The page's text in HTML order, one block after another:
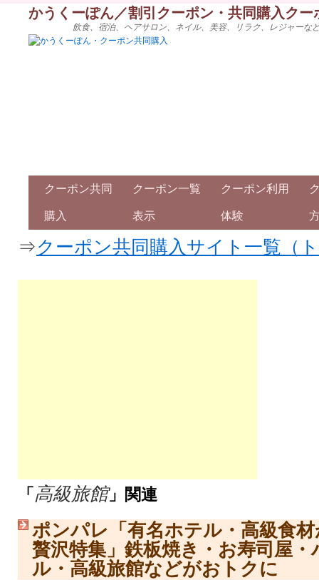
かうくーぽん／割引クーポン・共同購入ク
飲食、宿泊、ヘアサロン、ネイル、美容、リラク、レジャー
クーポン共同
購入
クーポン一覧
表示
クーポン利用
体験
⇒クーポン共同購入サイト一覧（
「 高級旅館」関連
ポンパレ「有名ホテル・高級食
贅沢特集」鉄板焼き・お寿司屋
ル・高級旅館などがおトクに